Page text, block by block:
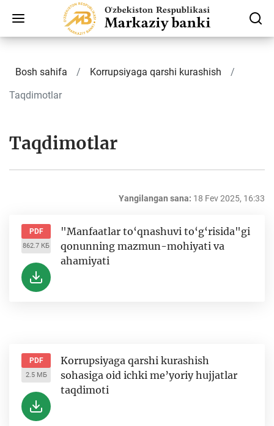
Bosh sahifa
Korrupsiyaga qarshi kurashish
Taqdimotlar
Taqdimotlar
Yangilangan sana: 18 Fev 2025, 16:33
PDF
862.7 КБ
"Manfaatlar to‘qnashuvi to‘g‘risida"gi
qonunning mazmun-mohiyati va
ahamiyati
PDF
2.5 МБ
Korrupsiyaga qarshi kurashish
sohasiga oid ichki me’yoriy hujjatlar
taqdimoti